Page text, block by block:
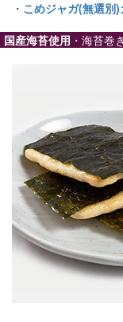
・ こめジャガ(無選別
国産海苔使用 ・海苔巻